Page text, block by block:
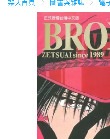
美食蛋糕
居家生活
女裝 男裝
樂天首頁 圖書與雜誌 電